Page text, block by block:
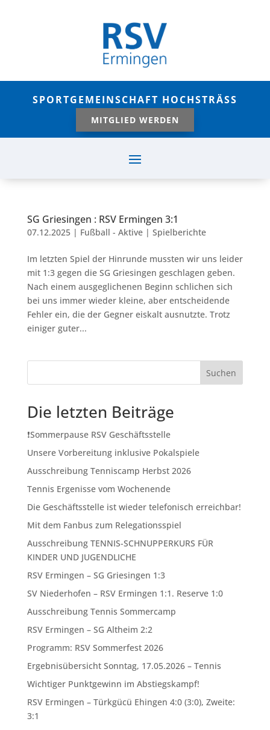
SPORTGEMEINSCHAFT HOCHSTRÄSS
MITGLIED WERDEN
SG Griesingen : RSV Ermingen 3:1
07.12.2025| Fußball - Aktive | Spielberichte
Im letzten Spiel der Hinrunde mussten wir uns leider
mit 1:3 gegen die SG Griesingen geschlagen geben.
Nach einem ausgeglichenen Beginn schlichen sich
bei uns immer wieder kleine, aber entscheidende
Fehler ein, die der Gegner eiskalt ausnutzte. Trotz
einiger guter...
Suchen
Die letzten Beiträge
❗️Sommerpause RSV Geschäftsstelle
Unsere Vorbereitung inklusive Pokalspiele
Ausschreibung Tenniscamp Herbst 2026
Tennis Ergenisse vom Wochenende
Die Geschäftsstelle ist wieder telefonisch erreichbar!
Mit dem Fanbus zum Relegationsspiel
Ausschreibung TENNIS-SCHNUPPERKURS FÜR
KINDER UND JUGENDLICHE
RSV Ermingen – SG Griesingen 1:3
SV Niederhofen – RSV Ermingen 1:1. Reserve 1:0
Ausschreibung Tennis Sommercamp
RSV Ermingen – SG Altheim 2:2
Programm: RSV Sommerfest 2026
Ergebnisübersicht Sonntag, 17.05.2026 – Tennis
Wichtiger Punktgewinn im Abstiegskampf!
RSV Ermingen – Türkgücü Ehingen 4:0 (3:0), Zweite:
3:1